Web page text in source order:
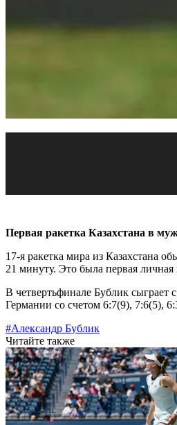
Первая ракетка Казахстана в
17-я ракетка мира из Казахстана
21 минуту. Это была первая личная
В четвертьфинале Бублик сыграет
Германии со счетом 6:7(9), 7:6(5),
#Александр Бублик
Читайте также